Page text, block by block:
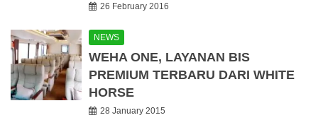
26 February 2016
NEWS
WEHA ONE, LAYANAN BIS
PREMIUM TERBARU DARI WHITE
HORSE
28 January 2015